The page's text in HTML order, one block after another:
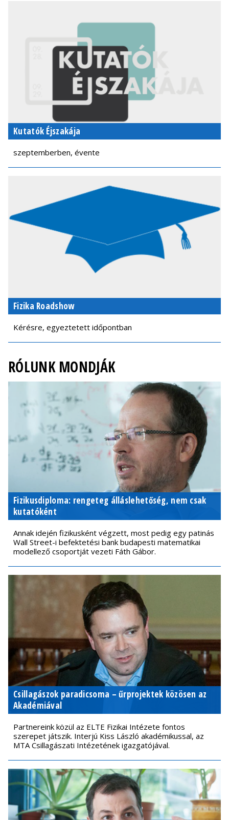
Kutatók Éjszakája
szeptemberben, évente
Fizika Roadshow
Kérésre, egyeztetett időpontban
RÓLUNK MONDJÁK
Fizikusdiploma: rengeteg álláslehetőség, nem csak
kutatóként
Annak idején fizikusként végzett, most pedig egy patinás
Wall Street-i befektetési bank budapesti matematikai
modellező csoportját vezeti Fáth Gábor.
Csillagászok paradicsoma – űrprojektek közösen az
Akadémiával
Partnereink közül az ELTE Fizikai Intézete fontos
szerepet játszik. Interjú Kiss László akadémikussal, az
MTA Csillagászati Intézetének igazgatójával.